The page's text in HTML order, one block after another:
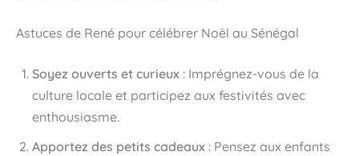
Astuces de René pour célébrer Noël au Sénégal
Soyez ouverts et curieux : Imprégnez-vous de la
culture locale et participez aux festivités avec
enthousiasme.
Apportez des petits cadeaux : Pensez aux enfants